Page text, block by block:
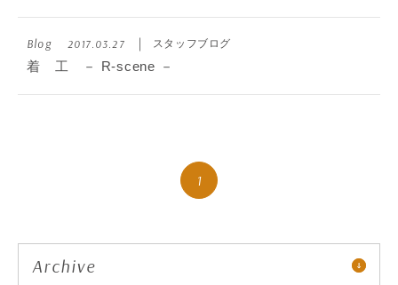
Blog 2017.03.27 スタッフブログ
着 工 － R-scene －
1
Archive